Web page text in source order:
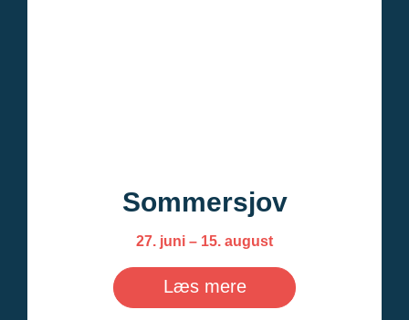
Sommersjov
27. juni – 15. august
Læs mere